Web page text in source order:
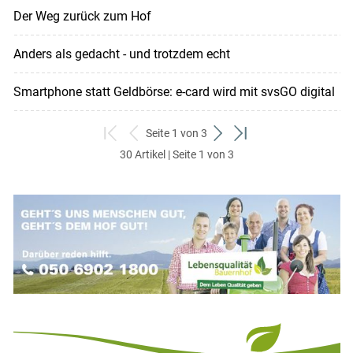
Der Weg zurück zum Hof
Anders als gedacht - und trotzdem echt
Smartphone statt Geldbörse: e-card wird mit svsGO digital
zum
ersten
zurück
zum
Seite 1 von 3
weiter
zum
Set
zum
30 Artikel | Seite 1 von 3